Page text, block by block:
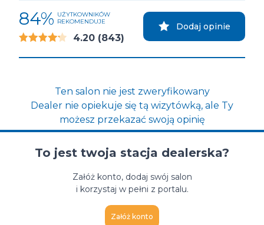
84% UŻYTKOWNIKÓW
REKOMENDUJE
4.20 (843)
Dodaj opinie
Ten salon nie jest zweryfikowany
Dealer nie opiekuje się tą wizytówką, ale Ty
możesz przekazać swoją opinię
To jest twoja stacja dealerska?
Załóż konto, dodaj swój salon
i korzystaj w pełni z portalu.
Załóż konto